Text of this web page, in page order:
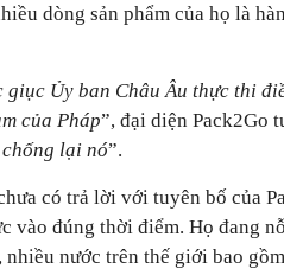
dòng sản phẩm của họ là
giục Ủy ban Châu Âu thực thi
của Pháp”, đại diện Pack2Go
lại nó”.
có trả lời với tuyên bố của
vào đúng thời điểm. Họ đang
nhiều nước trên thế giới bao